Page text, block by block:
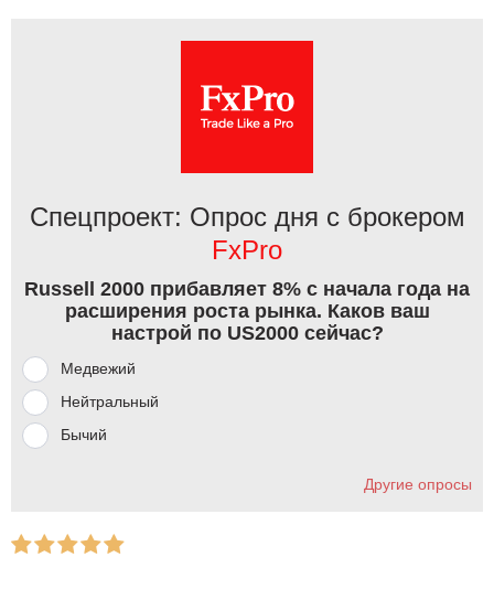
Спецпроект: Опрос дня с брокером
FxPro
Russell 2000 прибавляет 8% с начала года на
расширения роста рынка. Каков ваш
настрой по US2000 сейчас?
Медвежий
Нейтральный
Бычий
Другие опросы